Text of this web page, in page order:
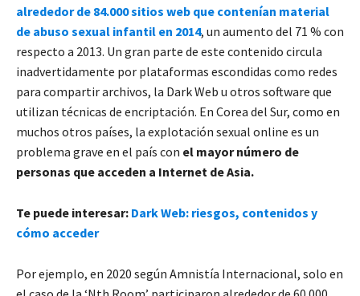
alrededor de 84.000 sitios web que contenían material
de abuso sexual infantil en 2014, un aumento del 71 % con
respecto a 2013. Un gran parte de este contenido circula
inadvertidamente por plataformas escondidas como redes
para compartir archivos, la Dark Web u otros software que
utilizan técnicas de encriptación. En Corea del Sur, como en
muchos otros países, la explotación sexual online es un
problema grave en el país con el mayor número de
personas que acceden a Internet de Asia.
Te puede interesar: Dark Web: riesgos, contenidos y
cómo acceder
Por ejemplo, en 2020 según Amnistía Internacional, solo en